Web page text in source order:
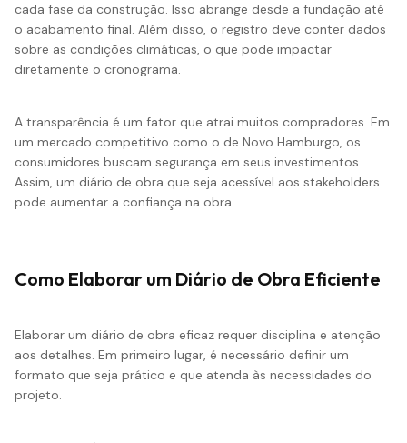
cada fase da construção. Isso abrange desde a fundação até
o acabamento final. Além disso, o registro deve conter dados
sobre as condições climáticas, o que pode impactar
diretamente o cronograma.
A transparência é um fator que atrai muitos compradores. Em
um mercado competitivo como o de Novo Hamburgo, os
consumidores buscam segurança em seus investimentos.
Assim, um diário de obra que seja acessível aos stakeholders
pode aumentar a confiança na obra.
Como Elaborar um Diário de Obra Eficiente
Elaborar um diário de obra eficaz requer disciplina e atenção
aos detalhes. Em primeiro lugar, é necessário definir um
formato que seja prático e que atenda às necessidades do
projeto.